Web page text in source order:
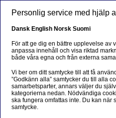
Att spara i fonder innebär en risk.
garanti för att de ska ge samma
placeras kan både öka och minska i
tillbaka alla de pengar du har satt in.
och öka kraftigt i värde.
Personlig service med hjälp
Dansk English Norsk Suomi
För att ge dig en bättre upplevelse av
anpassa innehåll och visa riktad
både våra egna och från externa
Vi ber om ditt samtycke till att få
”Godkänn alla” samtycker du till alla
samarbetsparter, annars väljer du
kategorierna nedan. Nödvändiga
ska fungera omfattas inte. Du kan när
samtycke.